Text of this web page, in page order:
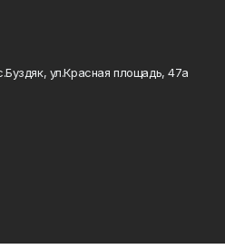
ул.Красная площадь, 47а